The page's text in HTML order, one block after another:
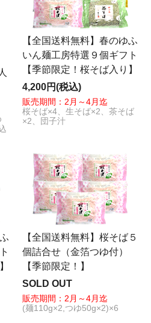
【全国送料無料】春のゆふ
いん麺工房特選９個ギフト
【季節限定！桜そば入り】
4,200円(税込)
販売期間：2月～4月迄
桜そば×4、生そば×2、茶そば
×2、団子汁
【全国送料無料】桜そば５
個詰合せ（金箔つゆ付）
【季節限定！】
SOLD OUT
販売期間：2月～4月迄
(麺110g×2,つゆ50g×2)×6